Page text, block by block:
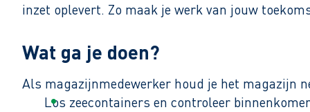
inzet oplevert. Zo maak je werk van jouw
Wat ga je doen?
Als magazijnmedewerker houd je het magazijn
Los zeecontainers en controleer